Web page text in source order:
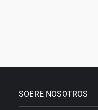
SOBRE NOSOTROS